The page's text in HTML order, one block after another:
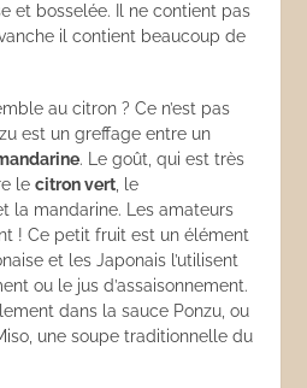
et bosselée. Il ne contient pas
il contient beaucoup de
au citron ? Ce n’est pas
est un greffage entre un
. Le goût, qui est très
lecitron vert , le
la mandarine. Les amateurs
! Ce petit fruit est un élément
et les Japonais l’utilisent
ou le jus d’assaisonnement.
dans la sauce Ponzu, ou
une soupe traditionnelle du